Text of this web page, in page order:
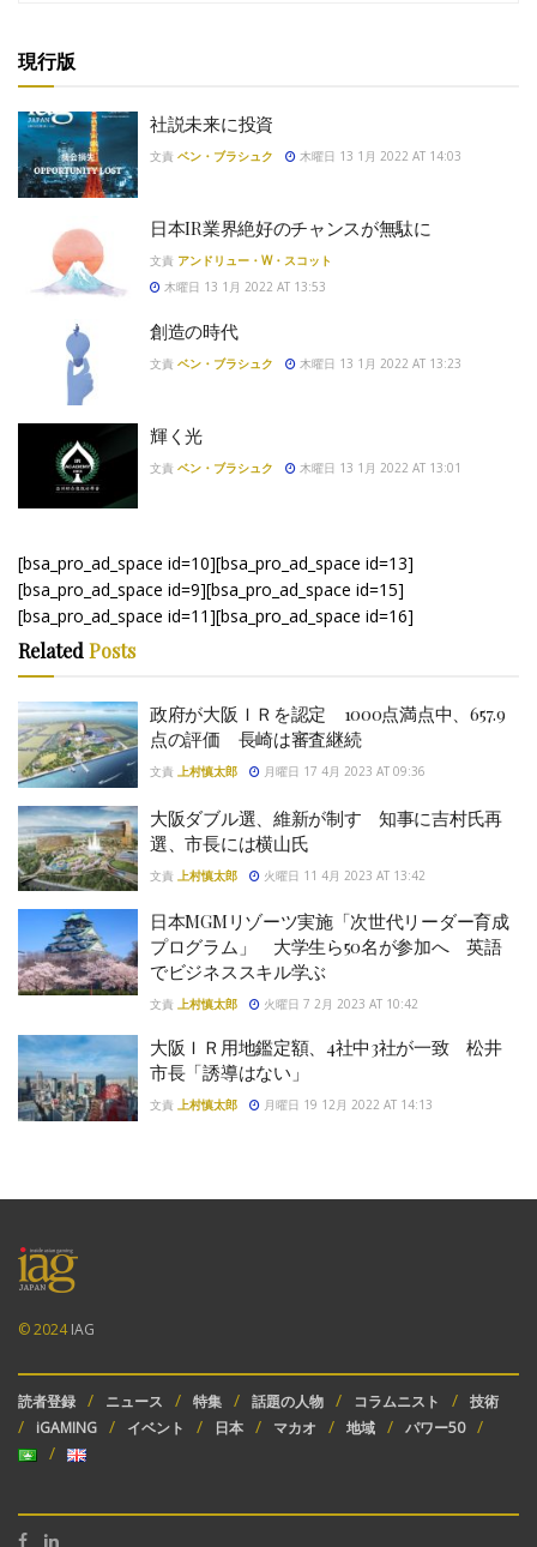
現行版
社説未来に投資
文責 ベン・ブラシュク 木曜日 13 1月 2022 AT 14:03
日本IR業界絶好のチャンスが無駄に
文責 アンドリュー・W・スコット
木曜日 13 1月 2022 AT 13:53
創造の時代
文責 ベン・ブラシュク 木曜日 13 1月 2022 AT 13:23
輝く光
文責 ベン・ブラシュク 木曜日 13 1月 2022 AT 13:01
[bsa_pro_ad_space id=10][bsa_pro_ad_space id=13]
[bsa_pro_ad_space id=9][bsa_pro_ad_space id=15]
[bsa_pro_ad_space id=11][bsa_pro_ad_space id=16]
Related Posts
政府が大阪ＩＲを認定 1000点満点中、657.9
点の評価 長崎は審査継続
文責 上村慎太郎 月曜日 17 4月 2023 AT 09:36
大阪ダブル選、維新が制す 知事に吉村氏再
選、市長には横山氏
文責 上村慎太郎 火曜日 11 4月 2023 AT 13:42
日本MGMリゾーツ実施「次世代リーダー育成
プログラム」 大学生ら50名が参加へ 英語
でビジネススキル学ぶ
文責 上村慎太郎 火曜日 7 2月 2023 AT 10:42
大阪ＩＲ用地鑑定額、4社中3社が一致 松井
市長「誘導はない」
文責 上村慎太郎 月曜日 19 12月 2022 AT 14:13
© 2024IAG
読者登録 ニュース 特集 話題の人物 コラムニスト
技術
iGAMING
イベント 日本 マカオ 地域 パワー50